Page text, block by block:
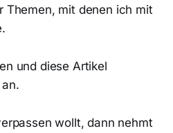
Themen, mit denen ich mit
und diese Artikel
wollt, dann nehmt